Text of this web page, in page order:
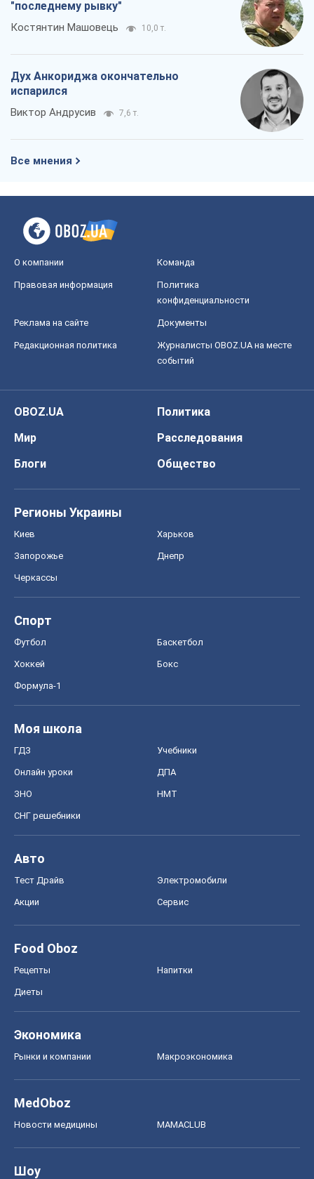
"последнему рывку"
Костянтин Машовець 10,0 т.
Дух Анкориджа окончательно
испарился
Виктор Андрусив 7,6 т.
Все мнения
О компании Команда
Правовая информация
Политика
конфиденциальности
Реклама на сайте Документы
Редакционная политика
Журналисты OBOZ.UA на месте
событий
OBOZ.UA
Политика
Мир
Расследования
Блоги
Общество
Регионы Украины
Киев Харьков
Запорожье Днепр
Черкассы
Спорт
Футбол Баскетбол
Хоккей Бокс
Формула-1
Моя школа
ГДЗ Учебники
Онлайн уроки ДПА
ЗНО НМТ
СНГ решебники
Авто
Тест Драйв Электромобили
Акции Сервис
Food Oboz
Рецепты Напитки
Диеты
Экономика
Рынки и компании Mакроэкономика
MedOboz
Новости медицины MAMACLUB
Шоу